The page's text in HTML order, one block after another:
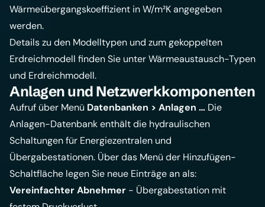
Wärmeübergangskoeffizient in W/m²K angegeben
werden.
Details zu den Modelltypen und zum gekoppelten
Erdreichmodell finden Sie unterWärmeaustausch-Typen
und Erdreichmodell.
Anlagen und Netzwerkkomponenten
Aufruf über Menü Datenbanken > Anlagen … Die
Anlagen-Datenbank enthält die hydraulischen
Schaltungen für Energiezentralen und
Übergabestationen. Über das Menü der Hinzufügen-
Schaltfläche legen Sie neue Einträge an als:
Vereinfachter Abnehmer - Übergabestation mit